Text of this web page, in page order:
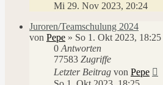
Mi 29. Nov 2023, 20:24
Juroren/Teamschulung 2024
von Pepe » So 1. Okt 2023, 18:25
0 Antworten
77583 Zugriffe
Letzter Beitrag von Pepe